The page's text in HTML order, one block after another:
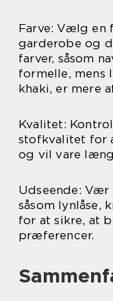
Farve: Vælg en
garderobe og
farver, såsom
formelle, mens
khaki, er mere
Kvalitet:
stofkvalitet for
og vil vare
Udseende:
såsom lynlåse,
for at sikre, at
præferencer.